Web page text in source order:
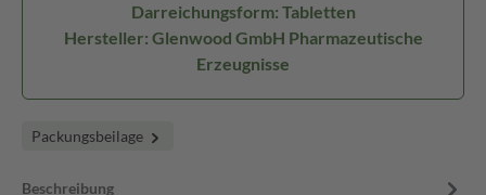
Darreichungsform: Tabletten
Hersteller: Glenwood GmbH Pharmazeutische
Erzeugnisse
Packungsbeilage
Beschreibung